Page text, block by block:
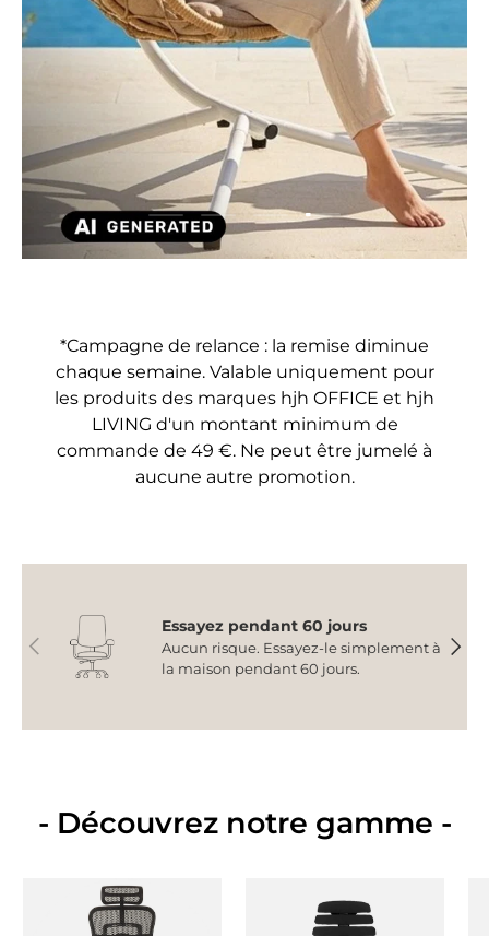
Charger la diapositive 1 de 4
Charger la diapositive 2 de 4
Charger la diapositive 3
Charger la
*Campagne de relance : la remise diminue
chaque semaine. Valable uniquement pour
les produits des marques hjh OFFICE et hjh
LIVING d'un montant minimum de
commande de 49 €. Ne peut être jumelé à
aucune autre promotion.
Précédent
Essayez pendant 60 jours
Aucun risque. Essayez-le simplement à
la maison pendant 60 jours.
- Découvrez notre gamme -